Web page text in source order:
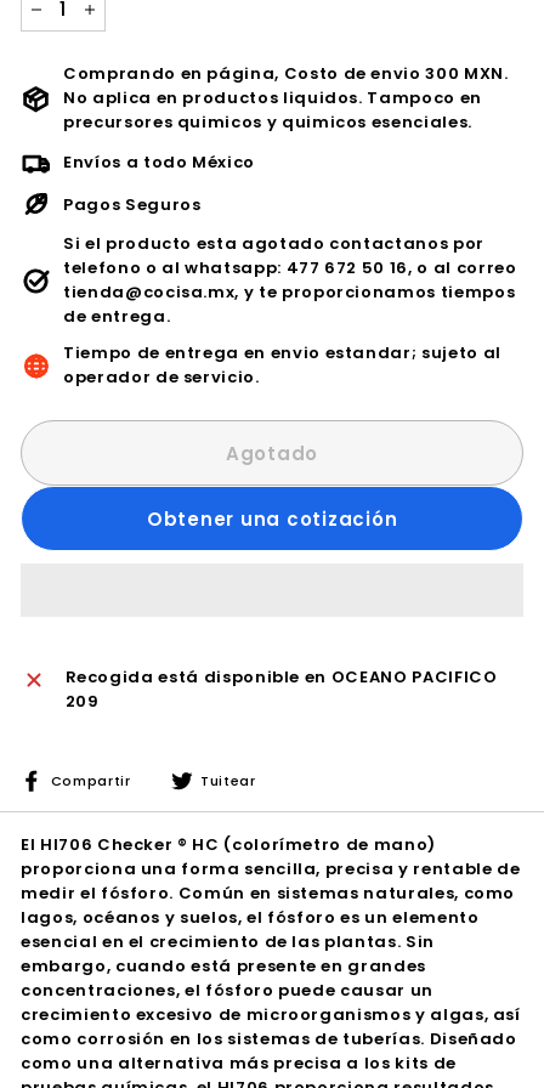
Comprando en página, Costo de envio 300 MXN.
No aplica en productos liquidos. Tampoco en
precursores quimicos y quimicos esenciales.
Envíos a todo México
Pagos Seguros
Si el producto esta agotado contactanos por
telefono o al whatsapp: 477 672 50 16, o al correo
tienda@cocisa.mx, y te proporcionamos tiempos
de entrega.
Tiempo de entrega en envio estandar; sujeto al
operador de servicio.
Agotado
Obtener una cotización
Recogida está disponible en OCEANO PACIFICO
209
Compartir
Compartir
Tuitear
El HI706 Checker ® HC (colorímetro de mano)
proporciona una forma sencilla, precisa y rentable de
medir el fósforo. Común en sistemas naturales, como
lagos, océanos y suelos, el fósforo es un elemento
esencial en el crecimiento de las plantas. Sin
embargo, cuando está presente en grandes
concentraciones, el fósforo puede causar un
crecimiento excesivo de microorganismos y algas, así
como corrosión en los sistemas de tuberías. Diseñado
como una alternativa más precisa a los kits de